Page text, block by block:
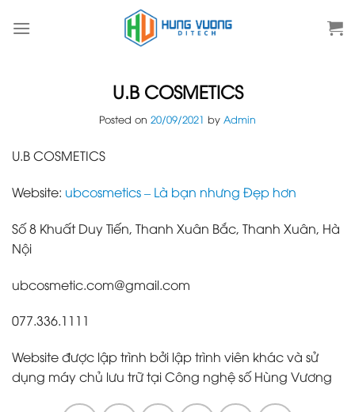
U.B COSMETICS
Posted on 20/09/2021 by Admin
U.B COSMETICS
Website: ubcosmetics – Là bạn nhưng Đẹp hơn
Số 8 Khuất Duy Tiến, Thanh Xuân Bắc, Thanh Xuân, Hà
Nội
ubcosmetic.com@gmail.com
077.336.1111
Website được lập trình bởi lập trình viên khác và sử
dụng máy chủ lưu trữ tại Công nghệ số Hùng Vương